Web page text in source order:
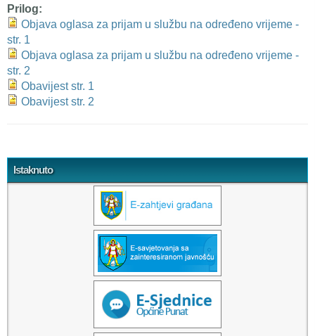
Prilog:
Objava oglasa za prijam u službu na određeno vrijeme -
str. 1
Objava oglasa za prijam u službu na određeno vrijeme -
str. 2
Obavijest str. 1
Obavijest str. 2
Istaknuto